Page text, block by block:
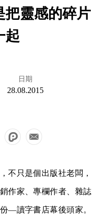
把靈感的碎片
起
日期
28.08.2015
不只是個出版社老闆，
作家、專欄作者、雜誌
—讀字書店幕後頭家。